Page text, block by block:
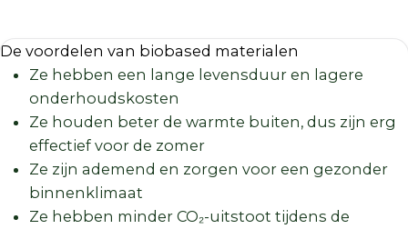
De voordelen van biobased materialen
Ze hebben een lange levensduur en lagere
onderhoudskosten
Ze houden beter de warmte buiten, dus zijn erg
effectief voor de zomer
Ze zijn ademend en zorgen voor een gezonder
binnenklimaat
Ze hebben minder CO₂-uitstoot tijdens de